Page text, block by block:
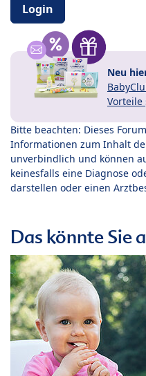
Login
Neu
Vorteile
Bitte beachten: Dieses
Informationen zum Inhalt
unverbindlich und können
keinesfalls eine Diagnose
darstellen oder einen
Das könnte Sie